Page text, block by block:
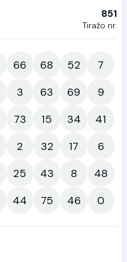
851
Tiražo nr.
66 68 52
7
3 63 69
9
73 15 34
41
2 32 17
6
25 43 8
48
44 75 46 0